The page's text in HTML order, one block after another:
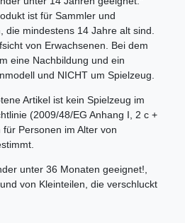
ist für Sammler und
die mindestens 14 Jahre alt sind.
von Erwachsenen. Bei dem
eine Nachbildung und ein
und NICHT um Spielzeug.
Artikel ist kein Spielzeug im
(2009/48/EG Anhang I, 2 c +
Personen im Alter von
unter 36 Monaten geeignet!,
von Kleinteilen, die verschluckt